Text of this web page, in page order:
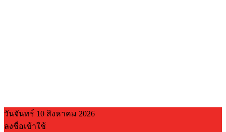
วันจันทร์ 10 สิงหาคม 2026
ลงชื่อเข้าใช้